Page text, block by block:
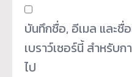
บันทึกชื่อ, อีเมล และชื่
เบราว์เซอร์นี้ สำหรับ
ไป